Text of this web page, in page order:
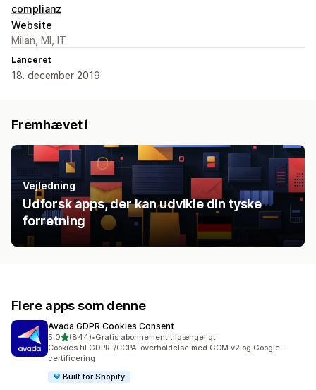
complianz
Website
Milan, MI, IT
Lanceret
18. december 2019
Fremhævet i
Vejledning
Udforsk apps, der kan udvikle din tyske
forretning
Flere apps som denne
Avada GDPR Cookies Consent
5,0ud af 5 stjerner
(844)
844 anmeldelser i alt
•Gratis abonnement tilgængeligt
Cookies til GDPR-/CCPA-overholdelse med GCM v2 og Google-
certificering
Built for Shopify